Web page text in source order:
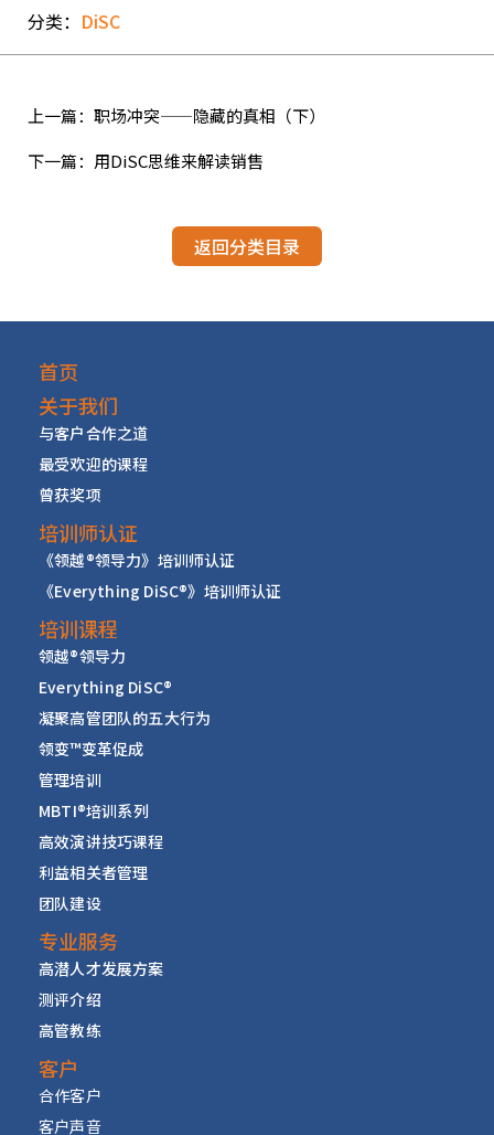
分类： DiSC
上一篇：职场冲突——隐藏的真相（下）
下一篇：用DiSC思维来解读销售
返回分类目录
首页
关于我们
与客户合作之道
最受欢迎的课程
曾获奖项
培训师认证
《领越®领导力》培训师认证
《Everything DiSC®》培训师认证
培训课程
领越®领导力
Everything DiSC®
凝聚高管团队的五大行为
领变™变革促成
管理培训
MBTI®培训系列
高效演讲技巧课程
利益相关者管理
团队建设
专业服务
高潜人才发展方案
测评介绍
高管教练
客户
合作客户
客户声音